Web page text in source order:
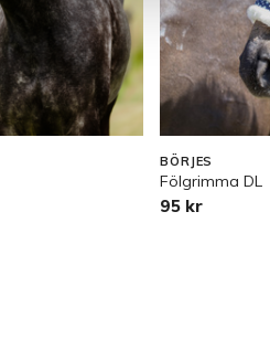
BÖRJES
Fölgrimma DL
95 kr